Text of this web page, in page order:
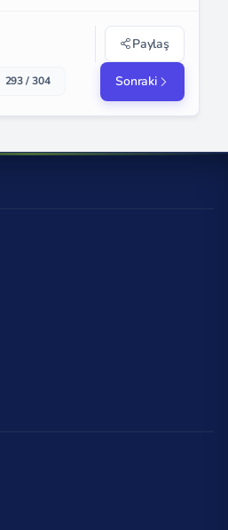
Paylaş
293 / 304 Sonraki